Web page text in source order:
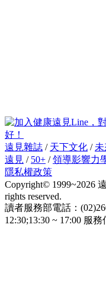
好！
遠見雜誌 / 天下文化 /未
遠見 / 50+ /領導影響力
隱私權政策
Copyright© 1999~2026
rights reserved.
讀者服務部電話：
12:30;13:30 ~ 17:00 服務